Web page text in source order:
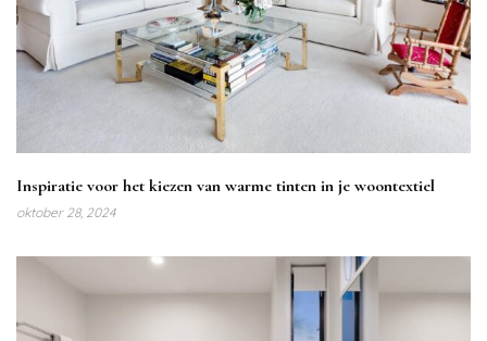
Inspiratie voor het kiezen van warme tinten in je woontextiel
oktober 28, 2024